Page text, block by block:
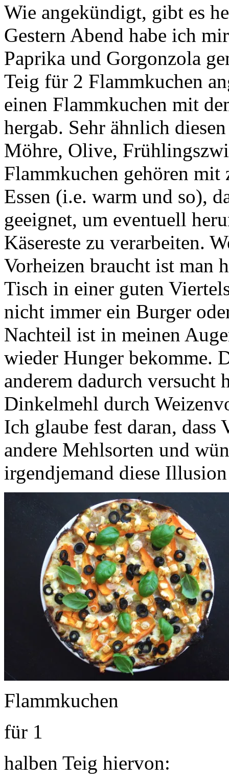
Wie angekündigt, gibt es
Gestern Abend habe ich
Paprika und Gorgonzola
Teig für 2 Flammkuchen
einen Flammkuchen mit
hergab. Sehr ähnlich
Möhre, Olive,
Flammkuchen gehören
Essen (i.e. warm und so),
geeignet, um eventuell
Käsereste zu verarbeiten.
Vorheizen braucht ist man
Tisch in einer guten
nicht immer ein Burger
Nachteil ist in meinen
wieder Hunger bekomme.
anderem dadurch versucht
Dinkelmehl durch
Ich glaube fest daran,
andere Mehlsorten und
irgendjemand diese
Flammkuchen
für 1
halben Teig hiervon: